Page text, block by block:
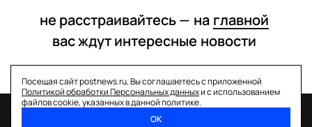
не расстраивайтесь — на главной
вас ждут интересные новости
Посещая сайт postnews.ru, Вы соглашаетесь с приложенной
Политикой обработки Персональных данныхи с использованием
файлов cookie, указанных в данной политике.
ОК